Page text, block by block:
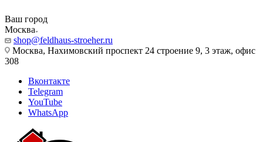
Ваш город
Москва
shop@feldhaus-stroeher.ru
Москва, Нахимовский проспект 24 строение 9, 3 этаж, офис
308
Вконтакте
Telegram
YouTube
WhatsApp